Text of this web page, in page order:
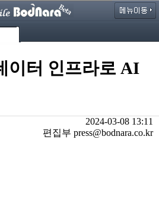
이터 인프라로 AI
2024-03-08 13:11
편집부 press@bodnara.co.kr